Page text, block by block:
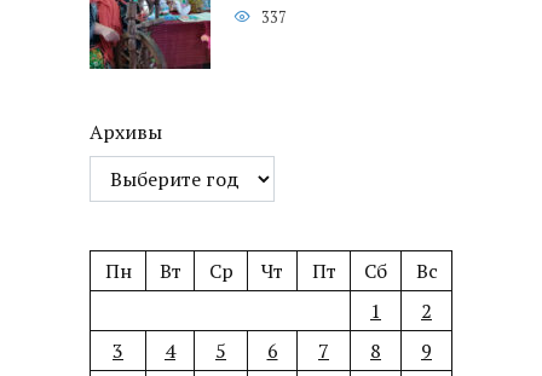
337
Архивы
Пн Вт Ср Чт Пт Сб
Вс
1
2
3
4 5 6 7 8
9